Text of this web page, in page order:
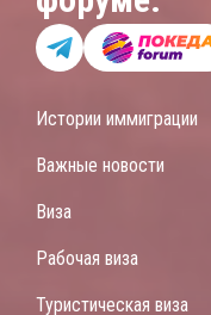
Истории иммиграции
Важные новости
Виза
Рабочая виза
Туристическая виза